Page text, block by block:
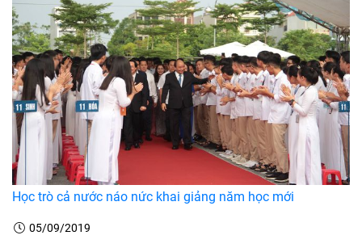
Học trò cả nước náo nức khai giảng năm học mới
05/09/2019